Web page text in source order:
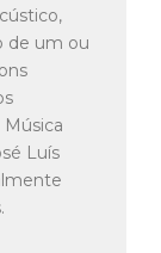
de um ou
Luís